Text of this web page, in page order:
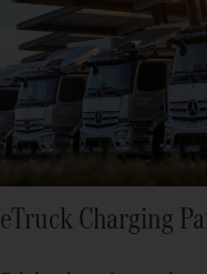
eTruck Charging